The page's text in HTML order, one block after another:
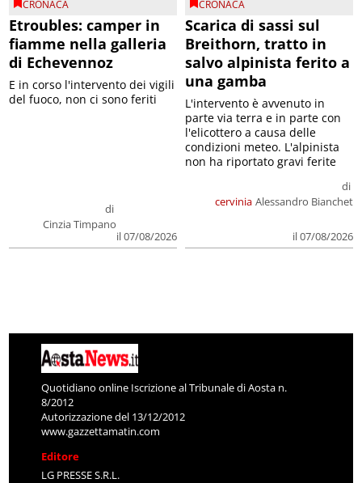
CRONACA
Etroubles: camper in
fiamme nella galleria
di Echevennoz
di
Cinzia Timpano
il 07/08/2026
E in corso l'intervento dei vigili
del fuoco, non ci sono feriti
CRONACA
Scarica di sassi sul
Breithorn, tratto in
salvo alpinista ferito a
una gamba
cervinia
di
Alessandro Bianchet
il 07/08/2026
L'intervento è avvenuto in
parte via terra e in parte con
l'elicottero a causa delle
condizioni meteo. L'alpinista
non ha riportato gravi ferite
Quotidiano online Iscrizione al Tribunale di Aosta n.
8/2012
Autorizzazione del 13/12/2012
www.gazzettamatin.com
Editore
LG PRESSE S.R.L.